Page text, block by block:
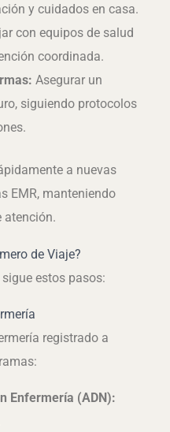
y cuidados en casa.
con equipos de salud
coordinada.
Asegurar un
siguiendo protocolos
a nuevas
EMR, manteniendo
atención.
de Viaje?
estos pasos:
registrado a
Enfermería (ADN):